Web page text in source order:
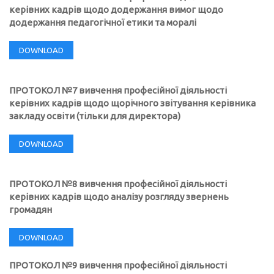
керівних кадрів щодо додержання вимог щодо
додержання педагогічної етики та моралі
DOWNLOAD
ПРОТОКОЛ №7 вивчення професійної діяльності
керівних кадрів щодо щорічного звітування керівника
закладу освіти (тільки для директора)
DOWNLOAD
ПРОТОКОЛ №8 вивчення професійної діяльності
керівних кадрів щодо аналізу розгляду звернень
громадян
DOWNLOAD
ПРОТОКОЛ №9 вивчення професійної діяльності